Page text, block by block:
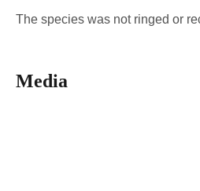
The species was not ringed or
Media